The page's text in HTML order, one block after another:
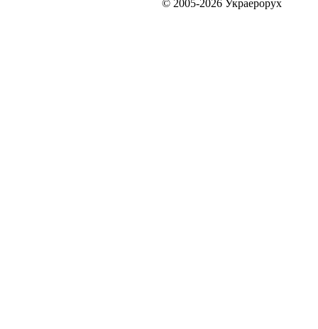
© 2005-2026 Украерорух